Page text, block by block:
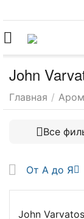
John
Главная /
Все
От А до Я
John